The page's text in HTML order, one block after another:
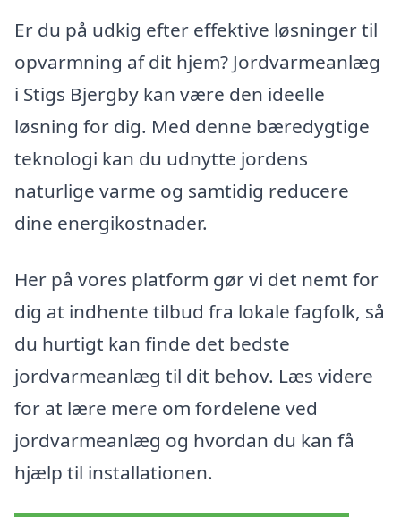
Er du på udkig efter effektive løsninger til
opvarmning af dit hjem? Jordvarmeanlæg
i Stigs Bjergby kan være den ideelle
løsning for dig. Med denne bæredygtige
teknologi kan du udnytte jordens
naturlige varme og samtidig reducere
dine energikostnader.
Her på vores platform gør vi det nemt for
dig at indhente tilbud fra lokale fagfolk, så
du hurtigt kan finde det bedste
jordvarmeanlæg til dit behov. Læs videre
for at lære mere om fordelene ved
jordvarmeanlæg og hvordan du kan få
hjælp til installationen.